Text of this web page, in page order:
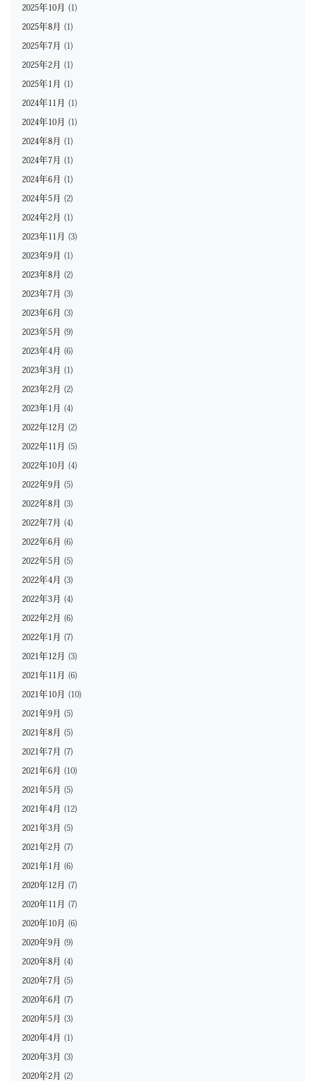
2025年10月 (1)
2025年8月 (1)
2025年7月 (1)
2025年2月 (1)
2025年1月 (1)
2024年11月 (1)
2024年10月 (1)
2024年8月 (1)
2024年7月 (1)
2024年6月 (1)
2024年5月 (2)
2024年2月 (1)
2023年11月 (3)
2023年9月 (1)
2023年8月 (2)
2023年7月 (3)
2023年6月 (3)
2023年5月 (9)
2023年4月 (6)
2023年3月 (1)
2023年2月 (2)
2023年1月 (4)
2022年12月 (2)
2022年11月 (5)
2022年10月 (4)
2022年9月 (5)
2022年8月 (3)
2022年7月 (4)
2022年6月 (6)
2022年5月 (5)
2022年4月 (3)
2022年3月 (4)
2022年2月 (6)
2022年1月 (7)
2021年12月 (3)
2021年11月 (6)
2021年10月 (10)
2021年9月 (5)
2021年8月 (5)
2021年7月 (7)
2021年6月 (10)
2021年5月 (5)
2021年4月 (12)
2021年3月 (5)
2021年2月 (7)
2021年1月 (6)
2020年12月 (7)
2020年11月 (7)
2020年10月 (6)
2020年9月 (9)
2020年8月 (4)
2020年7月 (5)
2020年6月 (7)
2020年5月 (3)
2020年4月 (1)
2020年3月 (3)
2020年2月 (2)